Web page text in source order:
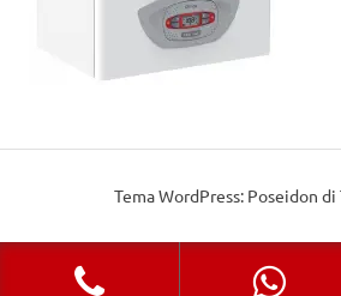
Tema WordPress: Poseidon